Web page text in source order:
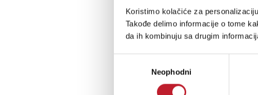
Koristimo kolačiće za
Takođe delimo informacije o tome
da ih kombinuju sa drugim
сагласностиNeophodni